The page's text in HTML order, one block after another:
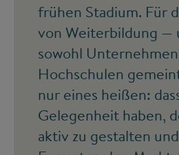
frühen Stadium. Für
von Weiterbildung —
sowohl
Hochschulen
nur eines heißen:
Gelegenheit haben,
aktiv zu gestalten